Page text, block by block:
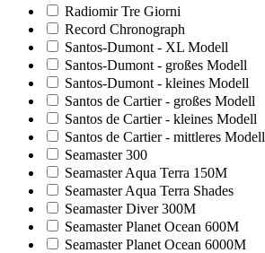
Radiomir Tre Giorni
Record Chronograph
Santos-Dumont - XL Modell
Santos-Dumont - großes Modell
Santos-Dumont - kleines Modell
Santos de Cartier - großes Modell
Santos de Cartier - kleines Modell
Santos de Cartier - mittleres Modell
Seamaster 300
Seamaster Aqua Terra 150M
Seamaster Aqua Terra Shades
Seamaster Diver 300M
Seamaster Planet Ocean 600M
Seamaster Planet Ocean 6000M